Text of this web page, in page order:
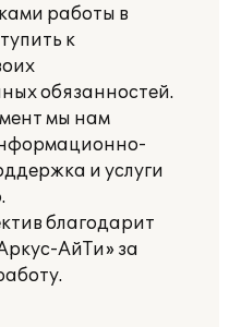
работы в
к
обязанностей.
мы нам
и услуги
благодарит
АйТи» за